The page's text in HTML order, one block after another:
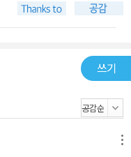
. 금고 열쇠를 빼앗긴 이
치산 토벌대에 의해 즉결
도 산수유는 노랗게 망울
을 되새기며 “이 고통을 고
「RainSun님이 세시간
곡하되 서늘한 눈매”(최
쓰기